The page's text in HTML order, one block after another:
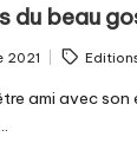
du beau
2021
ami avec